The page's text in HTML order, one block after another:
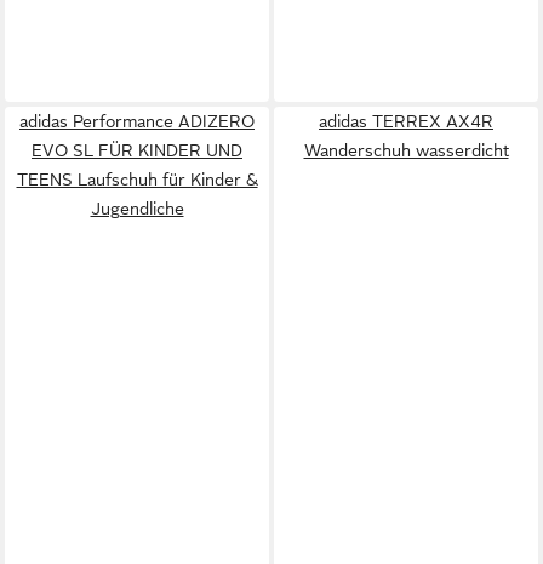
adidas Performance ADIZERO
EVO SL FÜR KINDER UND
TEENS Laufschuh für Kinder &
Jugendliche
adidas TERREX AX4R
Wanderschuh wasserdicht